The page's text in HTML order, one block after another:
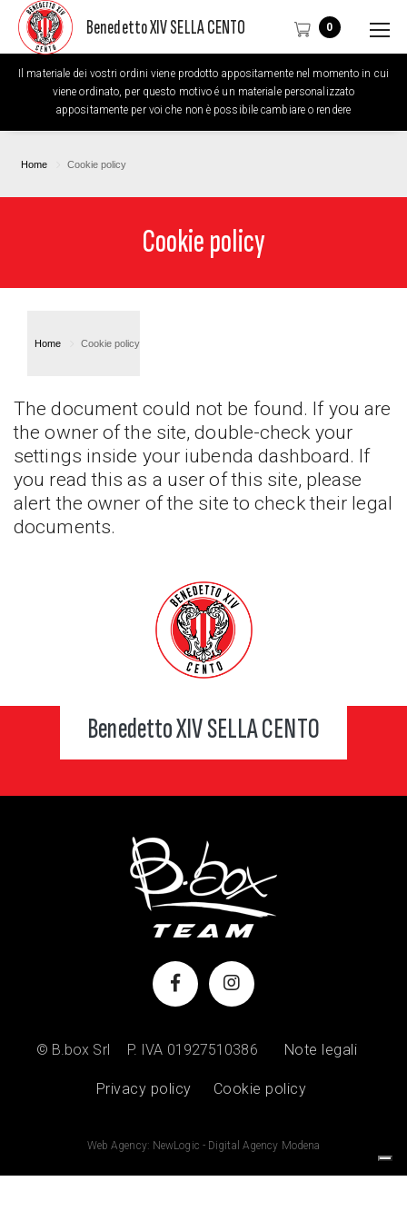
0
Benedetto XIV SELLA CENTO
Il materiale dei vostri ordini viene prodotto appositamente nel momento in cui
viene ordinato, per questo motivo é un materiale personalizzato
appositamente per voi che non è possibile cambiare o rendere
Home Cookie policy
Cookie policy
Home Cookie policy
The document could not be found. If you are
the owner of the site, double-check your
settings inside your iubenda dashboard. If
you read this as a user of this site, please
alert the owner of the site to check their legal
documents.
Benedetto XIV SELLA CENTO
© B.box Srl P. IVA 01927510386 Note legali
Privacy policy Cookie policy
Web Agency: NewLogic - Digital Agency Modena